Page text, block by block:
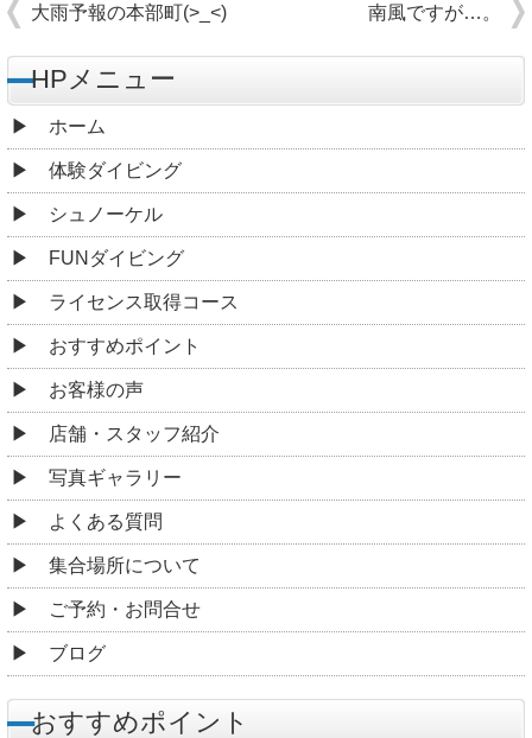
大雨予報の本部町(>_<) 南風ですが…。
HPメニュー
ホーム
体験ダイビング
シュノーケル
FUNダイビング
ライセンス取得コース
おすすめポイント
お客様の声
店舗・スタッフ紹介
写真ギャラリー
よくある質問
集合場所について
ご予約・お問合せ
ブログ
おすすめポイント